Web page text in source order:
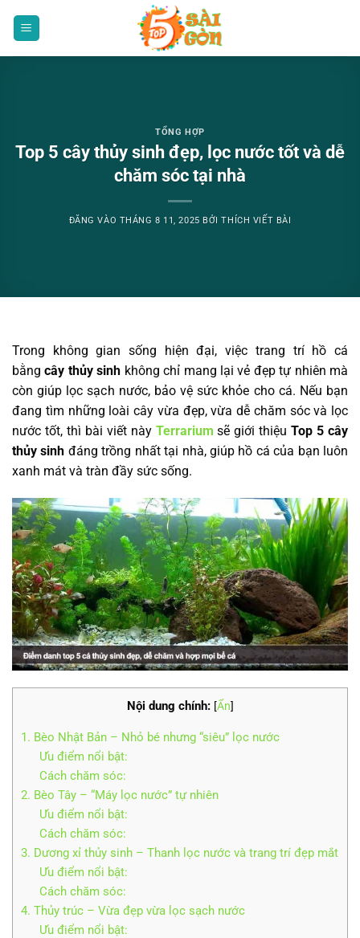
TỔNG HỢP
Top 5 cây thủy sinh đẹp, lọc nước tốt và dễ
chăm sóc tại nhà
ĐĂNG VÀO THÁNG 8 11, 2025 BỞITHÍCH VIẾT BÀI
Trong không gian sống hiện đại, việc trang trí hồ cá
bằngcây thủy sinh không chỉ mang lại vẻ đẹp tự nhiên mà
còn giúp lọc sạch nước, bảo vệ sức khỏe cho cá. Nếu bạn
đang tìm những loài cây vừa đẹp, vừa dễ chăm sóc và lọc
nước tốt, thì bài viết này Terrarium sẽ giới thiệuTop 5 cây
thủy sinh đáng trồng nhất tại nhà, giúp hồ cá của bạn luôn
xanh mát và tràn đầy sức sống.
Nội dung chính: [Ẩn]
1. Bèo Nhật Bản – Nhỏ bé nhưng “siêu” lọc nước
Ưu điểm nổi bật:
Cách chăm sóc:
2. Bèo Tây – “Máy lọc nước” tự nhiên
Ưu điểm nổi bật:
Cách chăm sóc:
3. Dương xỉ thủy sinh – Thanh lọc nước và trang trí đẹp mắt
Ưu điểm nổi bật:
Cách chăm sóc:
4. Thủy trúc – Vừa đẹp vừa lọc sạch nước
Ưu điểm nổi bật: